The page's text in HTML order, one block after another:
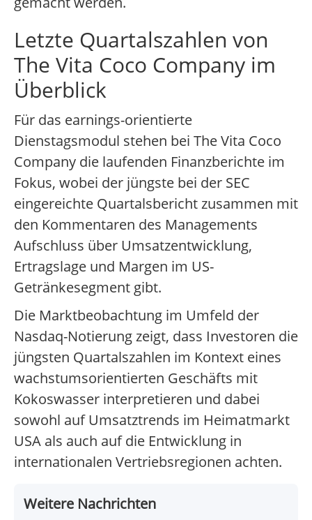
Letzte Quartalszahlen von
The Vita Coco Company im
Überblick
Für das earnings-orientierte
Dienstagsmodul stehen bei The Vita Coco
Company die laufenden Finanzberichte im
Fokus, wobei der jüngste bei der SEC
eingereichte Quartalsbericht zusammen mit
den Kommentaren des Managements
Aufschluss über Umsatzentwicklung,
Ertragslage und Margen im US-
Getränkesegment gibt.
Die Marktbeobachtung im Umfeld der
Nasdaq-Notierung zeigt, dass Investoren die
jüngsten Quartalszahlen im Kontext eines
wachstumsorientierten Geschäfts mit
Kokoswasser interpretieren und dabei
sowohl auf Umsatztrends im Heimatmarkt
USA als auch auf die Entwicklung in
internationalen Vertriebsregionen achten.
Weitere Nachrichten